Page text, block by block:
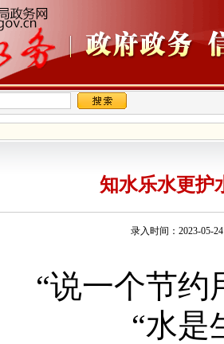
知水乐水更护
录入时间：2023-
“说一个节约
“水是